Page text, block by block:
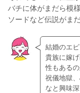
バチに体がまだら模
ソードなど伝説がま
結婚のエ
貴族に嫁
性もある
祝儀地獄
なと興味